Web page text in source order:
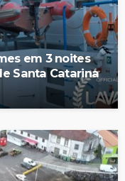
em 3 noites
Santa Catarina